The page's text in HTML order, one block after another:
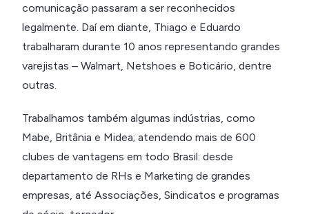
comunicação passaram a ser reconhecidos
legalmente. Daí em diante, Thiago e Eduardo
trabalharam durante 10 anos representando grandes
varejistas – Walmart, Netshoes e Boticário, dentre
outras.
Trabalhamos também algumas indústrias, como
Mabe, Britânia e Midea; atendendo mais de 600
clubes de vantagens em todo Brasil: desde
departamento de RHs e Marketing de grandes
empresas, até Associações, Sindicatos e programas